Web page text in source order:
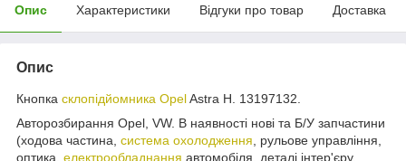
Опис Характеристики Відгуки про товар Доставка
Опис
Кнопка склопідйомника OpelAstra H. 13197132.
Авторозбирання Opel, VW. В наявності нові та Б/У запчастини
(ходова частина, система охолодження , рульове управління,
оптика, електрообладнання автомобіля, деталі інтер'єру,